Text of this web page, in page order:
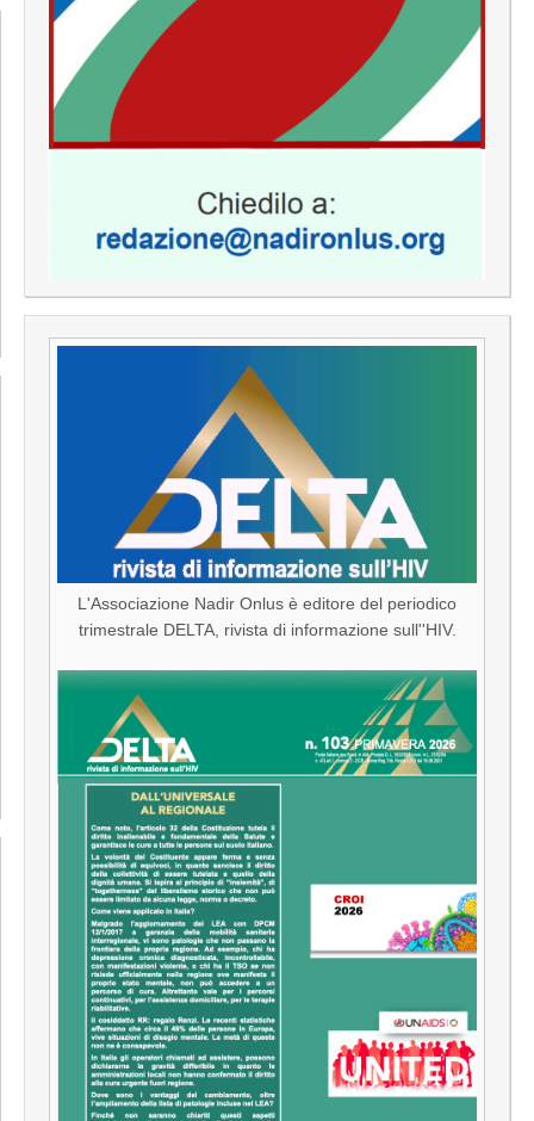
L'Associazione Nadir Onlus è editore del periodico
trimestrale DELTA, rivista di informazione sull''HIV.